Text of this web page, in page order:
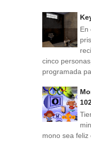
En
cinco
programada
mono sea